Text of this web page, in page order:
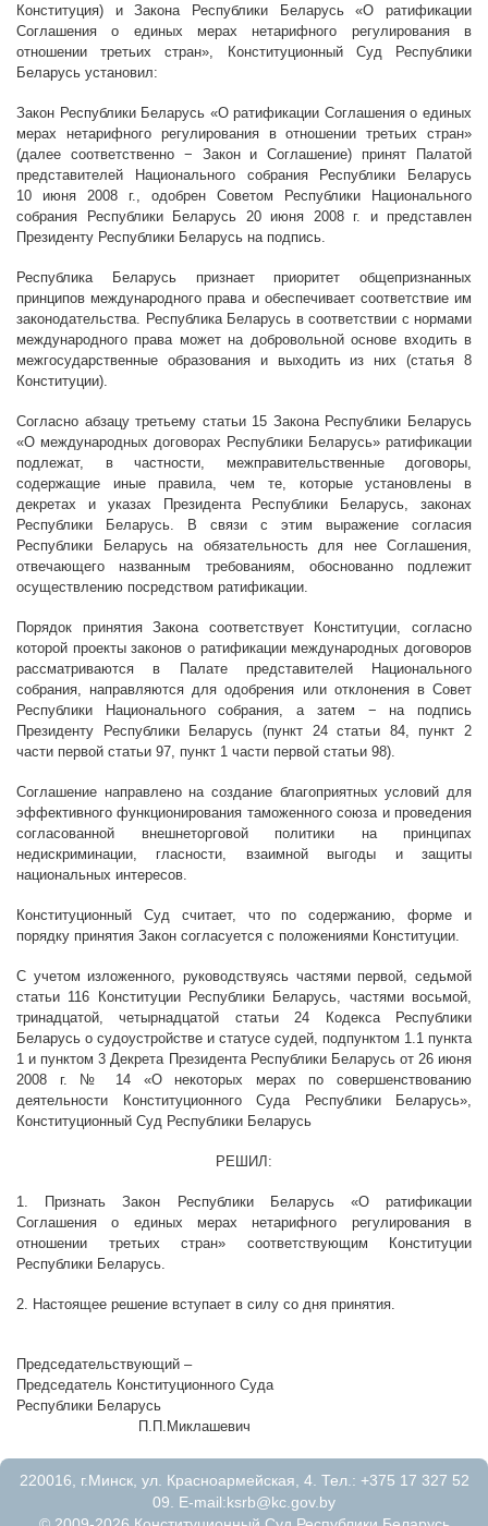
Конституция) и Закона Республики Беларусь «О ратификации
Соглашения о единых мерах нетарифного регулирования в
отношении третьих стран», Конституционный Суд Республики
Беларусь установил:
Закон Республики Беларусь «О ратификации Соглашения о единых
мерах нетарифного регулирования в отношении третьих стран»
(далее соответственно − Закон и Соглашение) принят Палатой
представителей Национального собрания Республики Беларусь
10 июня 2008 г., одобрен Советом Республики Национального
собрания Республики Беларусь 20 июня 2008 г. и представлен
Президенту Республики Беларусь на подпись.
Республика Беларусь признает приоритет общепризнанных
принципов международного права и обеспечивает соответствие им
законодательства. Республика Беларусь в соответствии с нормами
международного права может на добровольной основе входить в
межгосударственные образования и выходить из них (статья 8
Конституции).
Согласно абзацу третьему статьи 15 Закона Республики Беларусь
«О международных договорах Республики Беларусь» ратификации
подлежат, в частности, межправительственные договоры,
содержащие иные правила, чем те, которые установлены в
декретах и указах Президента Республики Беларусь, законах
Республики Беларусь. В связи с этим выражение согласия
Республики Беларусь на обязательность для нее Соглашения,
отвечающего названным требованиям, обоснованно подлежит
осуществлению посредством ратификации.
Порядок принятия Закона соответствует Конституции, согласно
которой проекты законов о ратификации международных договоров
рассматриваются в Палате представителей Национального
собрания, направляются для одобрения или отклонения в Совет
Республики Национального собрания, а затем − на подпись
Президенту Республики Беларусь (пункт 24 статьи 84, пункт 2
части первой статьи 97, пункт 1 части первой статьи 98).
Соглашение направлено на создание благоприятных условий для
эффективного функционирования таможенного союза и проведения
согласованной внешнеторговой политики на принципах
недискриминации, гласности, взаимной выгоды и защиты
национальных интересов.
Конституционный Суд считает, что по содержанию, форме и
порядку принятия Закон согласуется с положениями Конституции.
С учетом изложенного, руководствуясь частями первой, седьмой
статьи 116 Конституции Республики Беларусь, частями восьмой,
тринадцатой, четырнадцатой статьи 24 Кодекса Республики
Беларусь о судоустройстве и статусе судей, подпунктом 1.1 пункта
1 и пунктом 3 Декрета Президента Республики Беларусь от 26 июня
2008 г. № 14 «О некоторых мерах по совершенствованию
деятельности Конституционного Суда Республики Беларусь»,
Конституционный Суд Республики Беларусь
РЕШИЛ:
1. Признать Закон Республики Беларусь «О ратификации
Соглашения о единых мерах нетарифного регулирования в
отношении третьих стран» соответствующим Конституции
Республики Беларусь.
2. Настоящее решение вступает в силу со дня принятия.
Председательствующий –
Председатель Конституционного Суда
Республики Беларусь
П.П.Миклашевич
220016, г.Минск, ул. Красноармейская, 4. Тел.: +375 17 327 52
09. E-mail:ksrb@kc.gov.by